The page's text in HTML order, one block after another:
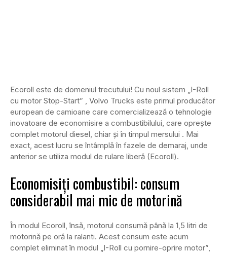
Ecoroll este de domeniul trecutului! Cu noul sistem „I-Roll
cu motor Stop-Start” , Volvo Trucks este primul producător
european de camioane care comercializează o tehnologie
inovatoare de economisire a combustibilului, care oprește
complet motorul diesel, chiar și în timpul mersului . Mai
exact, acest lucru se întâmplă în fazele de demaraj, unde
anterior se utiliza modul de rulare liberă (Ecoroll).
Economisiți combustibil: consum
considerabil mai mic de motorină
În modul Ecoroll, însă, motorul consumă până la 1,5 litri de
motorină pe oră la ralanti. Acest consum este acum
complet eliminat în modul „I-Roll cu pornire-oprire motor”,